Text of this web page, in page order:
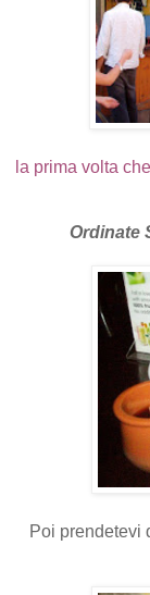
la prima volta
Ordinate
Poi prendetevi